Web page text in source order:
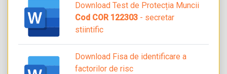
Download Test de Protecția Muncii
Cod COR 122303 - secretar
stiintific
Download Fisa de identificare a
factorilor de risc